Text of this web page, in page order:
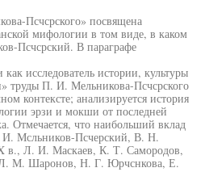
Псчсрского» посвящена
мифологии в том виде, в каком
Псчсрский. В параграфе
исследователь истории, культуры
труды П. И. Мельникова-Псчсрского
контексте; анализируется история
эрзи и мокши от последней
Отмечается, что наибольший вклад
И. Мсльников-Псчерский, В. Н.
в., Л. И. Маскаев, К. Т. Самородов,
М. Шаронов, Н. Г. Юрчснкова, Е.